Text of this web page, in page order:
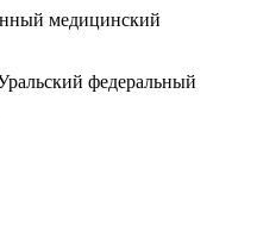
медицинский
федеральный